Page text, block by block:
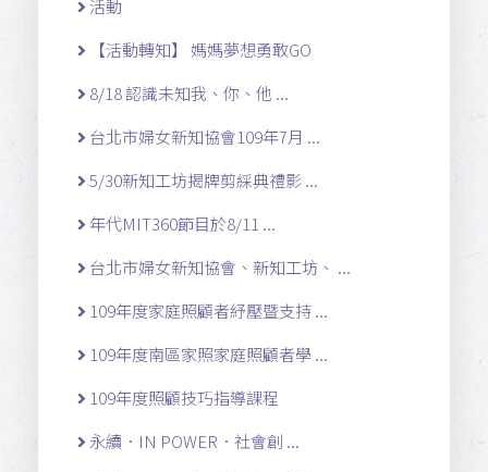
活動
【活動轉知】 媽媽夢想勇敢GO
8/18 認識未知我、你、他 ...
台北市婦女新知協會109年7月 ...
5/30新知工坊揭牌剪綵典禮影 ...
年代MIT360節目於8/11 ...
台北市婦女新知協會、新知工坊、 ...
109年度家庭照顧者紓壓暨支持 ...
109年度南區家照家庭照顧者學 ...
109年度照顧技巧指導課程
永續．IN POWER．社會創 ...